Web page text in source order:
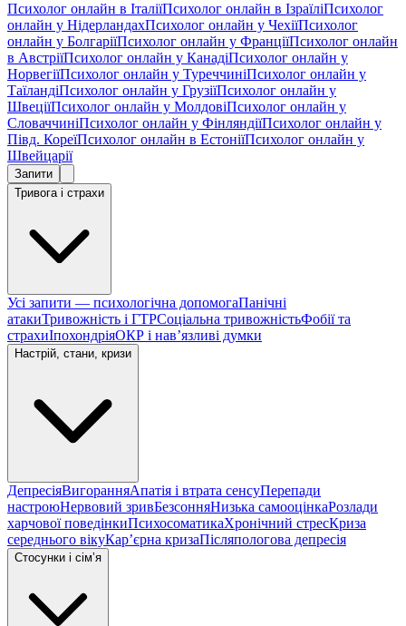
Психолог онлайн в ІталіїПсихолог онлайн в ІзраїліПсихолог
онлайн у НідерландахПсихолог онлайн у ЧехіїПсихолог
онлайн у БолгаріїПсихолог онлайн у ФранціїПсихолог онлайн
в АвстріїПсихолог онлайн у КанадіПсихолог онлайн у
НорвегіїПсихолог онлайн у ТуреччиніПсихолог онлайн у
ТаїландіПсихолог онлайн у ГрузіїПсихолог онлайн у
ШвеціїПсихолог онлайн у МолдовіПсихолог онлайн у
СловаччиніПсихолог онлайн у ФінляндіїПсихолог онлайн у
Півд. КореїПсихолог онлайн в ЕстоніїПсихолог онлайн у
Швейцарії
Запити
Тривога і страхи
Усі запити — психологічна допомогаПанічні
атакиТривожність і ГТРСоціальна тривожністьФобії та
страхиІпохондріяОКР і навʼязливі думки
Настрій, стани, кризи
ДепресіяВигоранняАпатія і втрата сенсуПерепади
настроюНервовий зривБезсонняНизька самооцінкаРозлади
харчової поведінкиПсихосоматикаХронічний стресКриза
середнього вікуКарʼєрна кризаПісляпологова депресія
Стосунки і сімʼя